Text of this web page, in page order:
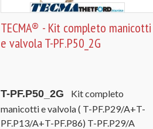
TECMA® - Kit completo manicotti
e valvola T-PF.P50_2G
T-PF.P50_2G Kit completo
manicotti e valvola ( T-PF.P29/A+T-
PF.P13/A+T-PF.P86) T-PF.P29/A